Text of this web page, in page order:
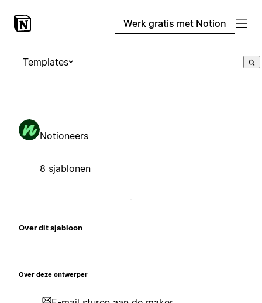
Werk gratis met Notion
Templates
Notioneers
8 sjablonen
Over dit sjabloon
Over deze ontwerper